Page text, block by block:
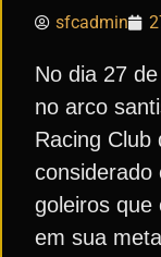
sfcadmin
No dia 27
no arco
Racing Club
considerado
goleiros que
em sua